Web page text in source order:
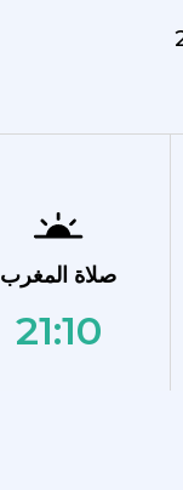
صلاة المغرب
21:10